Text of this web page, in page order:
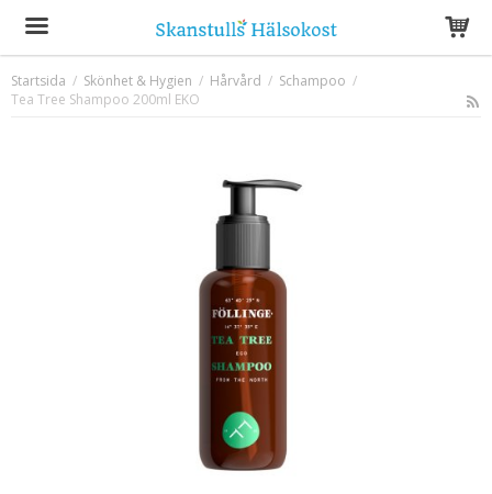
Produkten har blivit tillagd i varukorgen
Startsida / Skönhet & Hygien / Hårvård / Schampoo /
Tea Tree Shampoo 200ml EKO